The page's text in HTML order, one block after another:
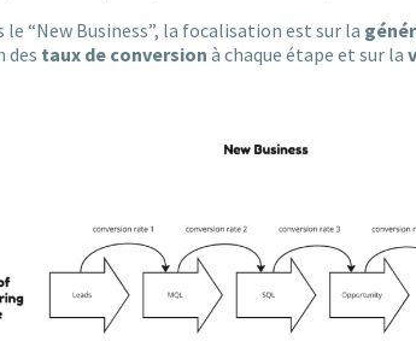
le “New Business”, la focalisation est sur la
des taux de conversion à chaque étape et sur la